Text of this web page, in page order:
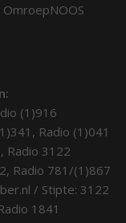
(1)916
Radio (1)041
Radio 3122
Radio 781/(1)867
/ Stipte: 3122
1841